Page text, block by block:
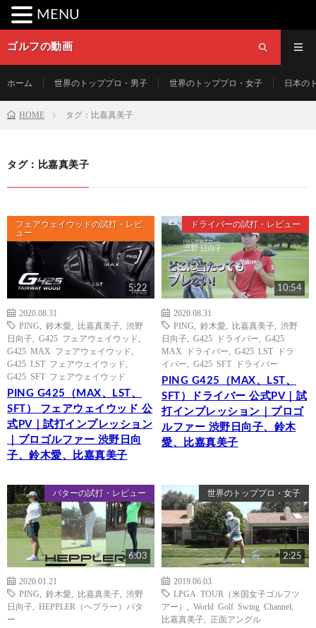
ゴルフの動画
ホーム 世界のトッププロ・男子 世界のトッププロ・女子 日本の
HOME タグ：比嘉真美子
タグ：比嘉真美子
フェアウェイウッドの試打・レビ
ュー
5:22
2020.08.31
PING
鈴木愛 比嘉真美子
渋野
日向子
G425 フェアウェイウッド
G425 MAX フェアウェイウッド
G425 LST フェアウェイウッド
G425 SFT フェアウェイウッド
PING G425（MAX、LST、
SFT） フェアウェイウッド 公
式PV｜試打インプレッション
｜プロゴルファー 渋野日向
子、鈴木愛、比嘉真美子
ドライバーの試打・レビュー
10:54
2020.08.31
PING
鈴木愛 比嘉真美子
渋野
日向子
G425 ドライバー
G425
MAX ドライバー
G425 LST ドラ
イバー
G425 SFT ドライバー
PING G425（MAX、LST、
SFT）ドライバー 公式PV｜試
打インプレッション｜プロゴ
ルファー 渋野日向子、鈴木
愛、比嘉真美子
パターの試打・レビュー
6:03
2020.01.21
PING
鈴木愛 比嘉真美子
渋野
日向子
HEPPLER（ヘプラー）パタ
ー
世界のトッププロ・女子
2:25
2019.06.03
LPGA TOUR（米国女子ゴルフツ
アー）
World Golf Swing Channel
比嘉真美子
正面アングル
MENU